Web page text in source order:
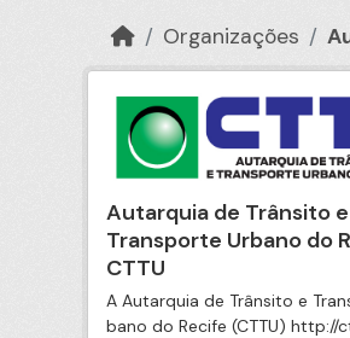
Organizações
Autarquia de Trânsito e
Transporte Urbano do
CTTU
A Autarquia de Trânsito e
bano do Recife (CTTU) http://